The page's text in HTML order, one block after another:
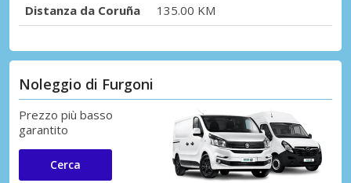
Distanza da Coruña
135.00 KM
Noleggio di Furgoni
Prezzo più basso
garantito
Cerca